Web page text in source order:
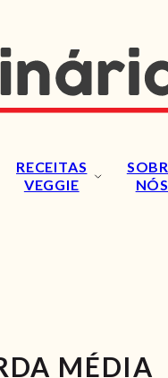
RECEITAS
VEGGIE
NÓS
MÉDIA